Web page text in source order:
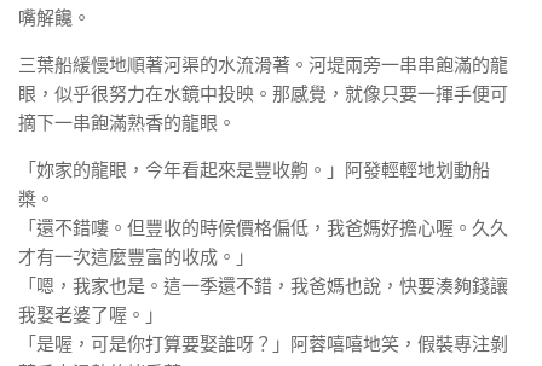
嘴解饞。
三葉船緩慢地順著河渠的水流滑著。河堤兩旁一串串飽滿的龍
眼，似乎很努力在水鏡中投映。那感覺，就像只要一揮手便可
摘下一串飽滿熟香的龍眼。
「妳家的龍眼，今年看起來是豐收齁。」阿發輕輕地划動船
槳。
「還不錯嘍。但豐收的時候價格偏低，我爸媽好擔心喔。久久
才有一次這麼豐富的收成。」
「嗯，我家也是。這一季還不錯，我爸媽也說，快要湊夠錢讓
我娶老婆了喔。」
「是喔，可是你打算要娶誰呀？」阿蓉嘻嘻地笑，假裝專注剝